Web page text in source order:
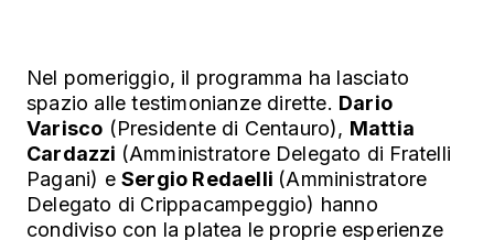
Nel pomeriggio, il programma ha lasciato
spazio alle testimonianze dirette. Dario
Varisco (Presidente di Centauro), Mattia
Cardazzi (Amministratore Delegato di Fratelli
Pagani) e Sergio Redaelli (Amministratore
Delegato di Crippacampeggio) hanno
condiviso con la platea le proprie esperienze